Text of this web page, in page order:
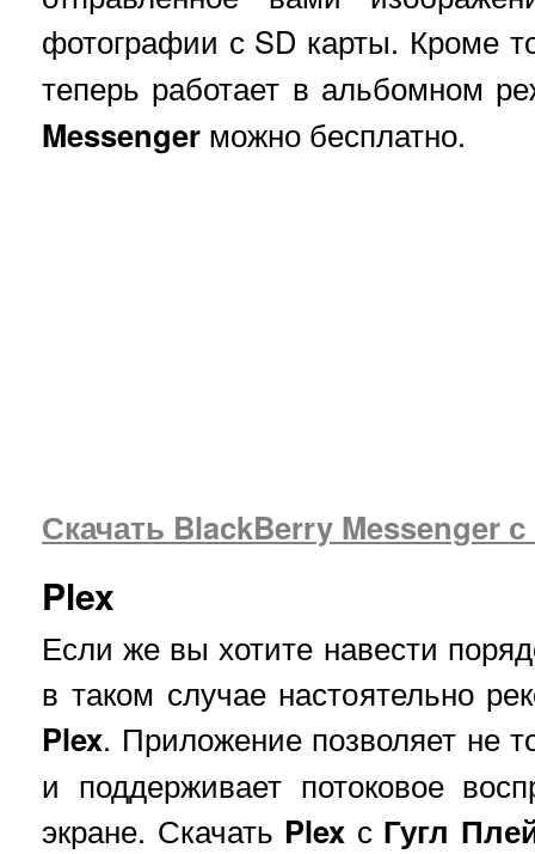
фотографии с SD карты. Кроме
теперь работает в альбомном
Messenger можно бесплатно.
Скачать BlackBerry Messenger
Plex
Если же вы хотите навести
в таком случае настоятельно
Plex. Приложение позволяет не
и поддерживает потоковое
экране. Скачать Plex с Гугл